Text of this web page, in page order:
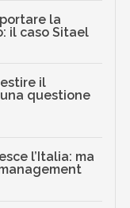
la
il caso Sitael
il
questione
l’Italia: ma